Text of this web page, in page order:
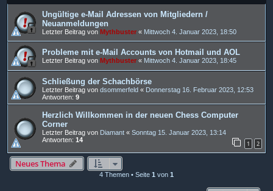
Ungültige e-Mail Adressen von Mitgliedern /
Neuanmeldungen
Letzter Beitrag von Mythbuster « Mittwoch 4. Januar 2023, 18:50
Probleme mit e-Mail Accounts von Hotmail und AOL
Letzter Beitrag von Mythbuster « Mittwoch 4. Januar 2023, 18:45
Schließung der Schachbörse
Letzter Beitrag von dsommerfeld « Donnerstag 16. Februar 2023, 12:53
Antworten: 9
Herzlich Willkommen in der neuen Chess Computer
Corner
Letzter Beitrag von Diamant « Sonntag 15. Januar 2023, 13:14
Antworten: 14 1 2
Neues Thema
4 Themen • Seite 1 von 1